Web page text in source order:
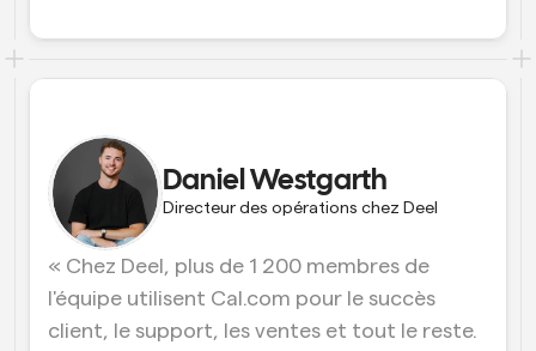
d'utilisation
Ventes
Ressources
humaines
Santé
Télésanté
Composants de planification
votre application.
Créer un client OAuth
Intégrez Cal.com en utilisant OAuth
Planifier des événements avec plusieurs participants
Documents d'aide
Besoin d'en savoir plus sur notre système ? Consultez la
documentation d'aide.
Intégrer
Intégrer Cal.com dans votre site web
Daniel Westgarth
Directeur des opérations chez Deel
« Chez Deel, plus de 1 200 membres de
l'équipe utilisent Cal.com pour le succès
client, le support, les ventes et tout le reste.